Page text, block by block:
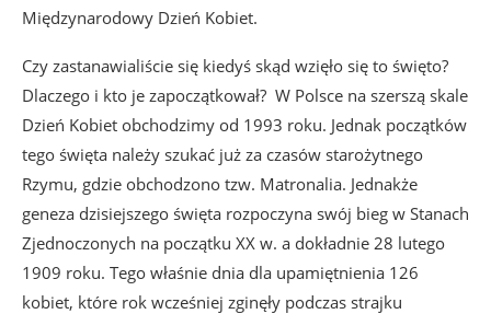
Międzynarodowy Dzień Kobiet.
Czy zastanawialiście się kiedyś skąd wzięło się to święto?
Dlaczego i kto je zapoczątkował? W Polsce na szerszą skale
Dzień Kobiet obchodzimy od 1993 roku. Jednak początków
tego święta należy szukać już za czasów starożytnego
Rzymu, gdzie obchodzono tzw. Matronalia. Jednakże
geneza dzisiejszego święta rozpoczyna swój bieg w Stanach
Zjednoczonych na początku XX w. a dokładnie 28 lutego
1909 roku. Tego właśnie dnia dla upamiętnienia 126
kobiet, które rok wcześniej zginęły podczas strajku